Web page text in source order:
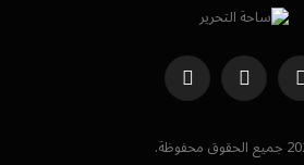
فيسبوك X
(Twitter)
RSS